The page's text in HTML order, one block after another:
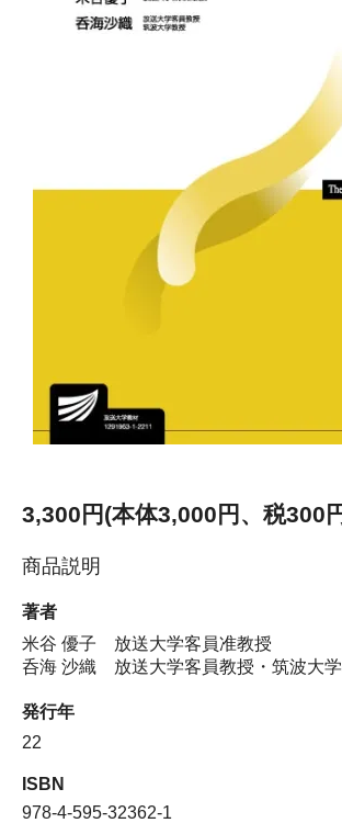
3,300円(本体3,000円、税300
商品説明
著者
米谷 優子 放送大学客員准教授
呑海 沙織 放送大学客員教授・筑波大
発行年
22
ISBN
978-4-595-32362-1